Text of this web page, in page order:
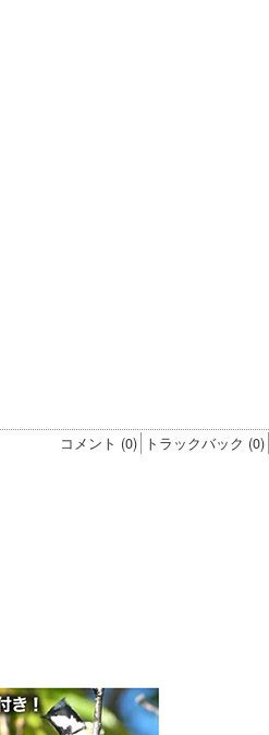
コメント (0) トラックバック (0)